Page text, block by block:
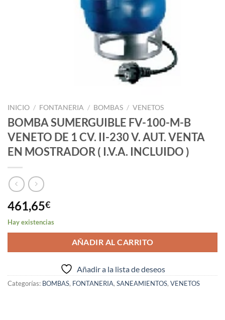
INICIO / FONTANERIA / BOMBAS / VENETOS
BOMBA SUMERGUIBLE FV-100-M-B
VENETO DE 1 CV. II-230 V. AUT. VENTA
EN MOSTRADOR ( I.V.A. INCLUIDO )
461,65€
Hay existencias
AÑADIR AL CARRITO
Añadir a la lista de deseos
Categorías: BOMBAS, FONTANERIA, SANEAMIENTOS, VENETOS